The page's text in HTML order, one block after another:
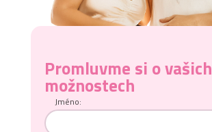
Promluvme si o vašich
možnostech
Jméno: